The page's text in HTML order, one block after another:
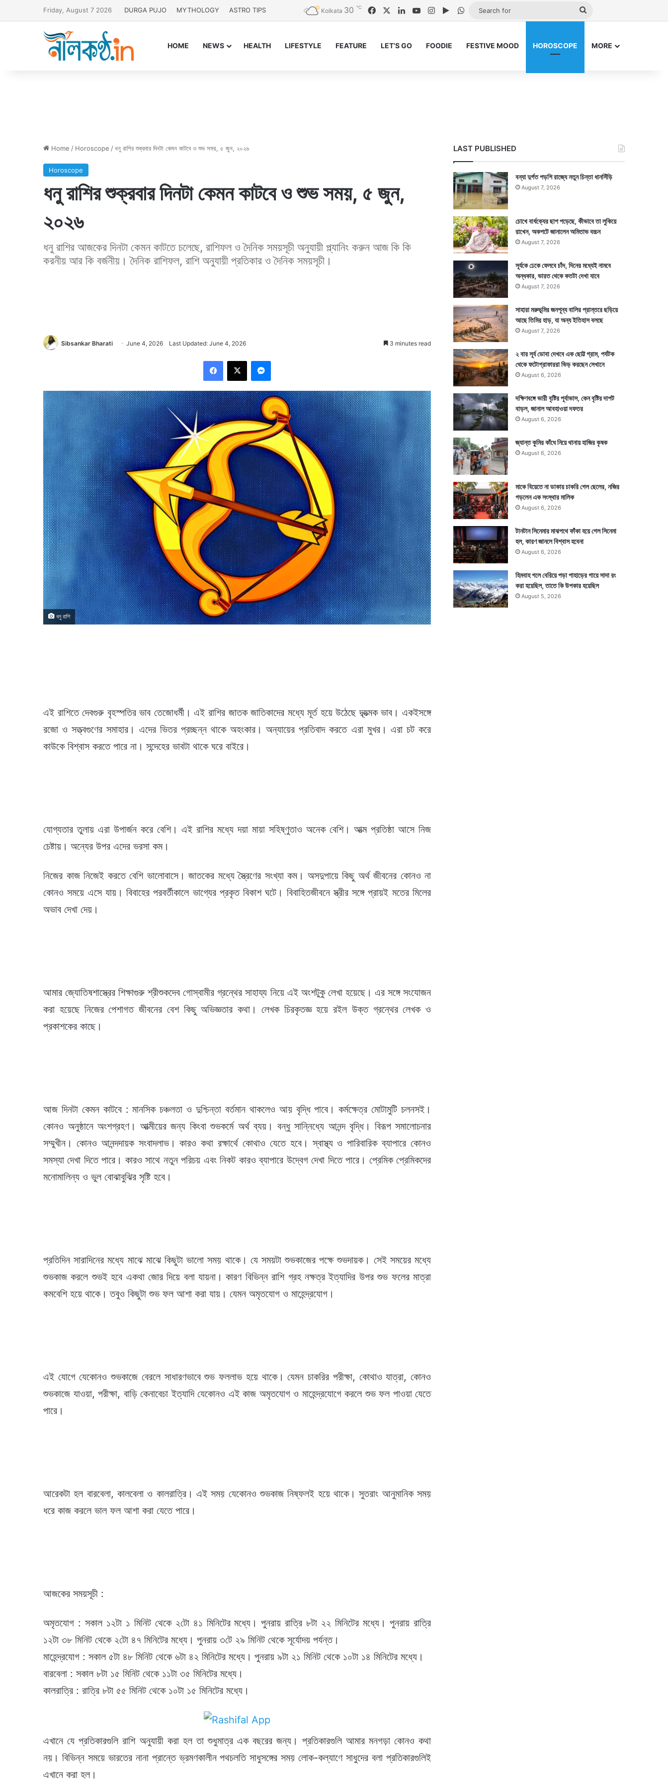
Friday, August 7 2026 DURGA PUJO MYTHOLOGY ASTRO TIPS Kolkata 30 ℃ FacebookLinkedInYouTubeInstagramGoogle Play
WhatsApp
Search
HOME NEWS HEALTH LIFESTYLE FEATURE LET’S GO FOODIE FESTIVE MOOD HOROSCOPE MORE
Home / Horoscope /ধনু রাশির শুক্রবার দিনটা কেমন কাটবে ও শুভ সময়, ৫ জুন, ২০২৬
Horoscope
ধনু রাশির শুক্রবার দিনটা কেমন কাটবে ও শুভ সময়, ৫ জুন,
২০২৬
ধনু রাশির আজকের দিনটা কেমন কাটতে চলেছে, রাশিফল ও দৈনিক সময়সূচী অনুযায়ী প্ল্যানিং করুন আজ কি কি
করনীয় আর কি বর্জনীয়। দৈনিক রাশিফল, রাশি অনুযায়ী প্রতিকার ও দৈনিক সময়সূচী।
Sibsankar Bharati June 4, 2026 Last Updated: June 4, 2026 3 minutes read
ধনু রাশি
এই রাশিতে দেবগুরু বৃহস্পতির ভাব তেজোধর্মী। এই রাশির জাতক জাতিকাদের মধ্যে মূর্ত হয়ে উঠেছে দ্ব্যত্মক ভাব। একইসঙ্গে
রজো ও সত্ত্বগুণের সমাহার। এদের ভিতর প্রচ্ছন্ন থাকে অহংকার। অন্যায়ের প্রতিবাদ করতে এরা মুখর। এরা চট করে
কাউকে বিশ্বাস করতে পারে না। সন্দেহের ভাবটা থাকে ঘরে বাইরে।
যোগ্যতার তুলায় এরা উপার্জন করে বেশি। এই রাশির মধ্যে দয়া মায়া সহিষ্ণুতাও অনেক বেশি। আত্ম প্রতিষ্ঠা আসে নিজ
চেষ্টায়। অন্যের উপর এদের ভরসা কম।
নিজের কাজ নিজেই করতে বেশি ভালোবাসে। জাতকের মধ্যে স্ত্রৈণের সংখ্যা কম। অসদুপায়ে কিছু অর্থ জীবনের কোনও না
কোনও সময়ে এসে যায়। বিবাহের পরবর্তীকালে ভাগ্যের প্রকৃত বিকাশ ঘটে। বিবাহিতজীবনে স্ত্রীর সঙ্গে প্রায়ই মতের মিলের
অভাব দেখা দেয়।
আমার জ্যোতিষশাস্ত্রের শিক্ষাগুরু শ্রীশুকদেব গোস্বামীর গ্রন্থের সাহায্য নিয়ে এই অংশটুকু লেখা হয়েছে। এর সঙ্গে সংযোজন
করা হয়েছে নিজের পেশাগত জীবনের বেশ কিছু অভিজ্ঞতার কথা। লেখক চিরকৃতজ্ঞ হয়ে রইল উক্ত গ্রন্থের লেখক ও
প্রকাশকের কাছে।
আজ দিনটা কেমন কাটবে : মানসিক চঞ্চলতা ও দুশ্চিন্তা বর্তমান থাকলেও আয় বৃদ্ধি পাবে। কর্মক্ষেত্র মোটামুটি চলনসই।
কোনও অনুষ্ঠানে অংশগ্রহণ। আত্মীয়ের জন্য কিংবা শুভকর্মে অর্থ ব্যয়। বন্ধু সান্নিধ্যে আনন্দ বৃদ্ধি। বিরূপ সমালোচনার
সম্মুখীন। কোনও আনন্দদায়ক সংবাদলাভ। কারও কথা রক্ষার্থে কোথাও যেতে হবে। স্বাস্থ্য ও পারিবারিক ব্যাপারে কোনও
সমস্যা দেখা দিতে পারে। কারও সাথে নতুন পরিচয় এবং নিকট কারও ব্যাপারে উদ্বেগ দেখা দিতে পারে। প্রেমিক প্রেমিকদের
মনোমালিন্য ও ভুল বোঝাবুঝির সৃষ্টি হবে।
প্রতিদিন সারাদিনের মধ্যে মাঝে মাঝে কিছুটা ভালো সময় থাকে। যে সময়টা শুভকাজের পক্ষে শুভদায়ক। সেই সময়ের মধ্যে
শুভকাজ করলে শুভই হবে একথা জোর দিয়ে বলা যায়না। কারণ বিভিন্ন রাশি গ্রহ নক্ষত্র ইত্যাদির উপর শুভ ফলের মাত্রা
কমবেশি হয়ে থাকে। তবুও কিছুটা শুভ ফল আশা করা যায়। যেমন অমৃতযোগ ও মাহেন্দ্রযোগ।
এই যোগে যেকোনও শুভকাজে বেরলে সাধারণভাবে শুভ ফললাভ হয়ে থাকে। যেমন চাকরির পরীক্ষা, কোথাও যাত্রা, কোনও
শুভকাজে যাওয়া, পরীক্ষা, বাড়ি কেনাবেচা ইত্যাদি যেকোনও এই কাজ অমৃতযোগ ও মাহেন্দ্রযোগে করলে শুভ ফল পাওয়া যেতে
পারে।
আরেকটা হল বারবেলা, কালবেলা ও কালরাত্রি। এই সময় যেকোনও শুভকাজ নিষ্ফলই হয়ে থাকে। সুতরাং আনুমানিক সময়
ধরে কাজ করলে ভাল ফল আশা করা যেতে পারে।
আজকের সময়সূচী :
অমৃতযোগ : সকাল ১২টা ১ মিনিট থেকে ২টো ৪১ মিনিটের মধ্যে। পুনরায় রাত্রি ৮টা ২২ মিনিটের মধ্যে। পুনরায় রাত্রি
১২টা ৩৮ মিনিট থেকে ২টো ৪৭ মিনিটের মধ্যে। পুনরায় ৩টে ২৯ মিনিট থেকে সূর্যোদয় পর্যন্ত।
মাহেন্দ্রযোগ : সকাল ৫টা ৪৮ মিনিট থেকে ৬টা ৪২ মিনিটের মধ্যে। পুনরায় ৯টা ২১ মিনিট থেকে ১০টা ১৪ মিনিটের মধ্যে।
বারবেলা : সকাল ৮টা ১৫ মিনিট থেকে ১১টা ৩৫ মিনিটের মধ্যে।
কালরাত্রি : রাত্রি ৮টা ৫৫ মিনিট থেকে ১০টা ১৫ মিনিটের মধ্যে।
এখানে যে প্রতিকারগুলি রাশি অনুযায়ী করা হল তা শুধুমাত্র এক বছরের জন্য। প্রতিকারগুলি আমার মনগড়া কোনও কথা
নয়। বিভিন্ন সময়ে ভারতের নানা প্রান্তে ভ্রমণকালীন পথচলতি সাধুসঙ্গের সময় লোক-কল্যাণে সাধুদের বলা প্রতিকারগুলিই
এখানে করা হল।
LAST PUBLISHED
বন্যা দুর্গত পড়শি রাজ্যে নতুন চিন্তা ধানসিঁড়ি
August 7, 2026
চোখে বার্ধক্যের ছাপ পড়েছে, কীভাবে তা লুকিয়ে
রাখেন, অকপটে জানালেন অমিতাভ বচ্চন
August 7, 2026
সূর্যকে ঢেকে ফেলবে চাঁদ, দিনের মধ্যেই নামবে
অন্ধকার, ভারত থেকে কতটা দেখা যাবে
August 7, 2026
সাহারা মরুভূমির জনশূন্য বালির প্রান্তরে ছড়িয়ে
আছে তিমির হাড়, যা অন্য ইতিহাস বলছে
August 7, 2026
২ বার সূর্য ডোবা দেখবে এক ছোট্ট গ্রাম, পর্যটক
থেকে ফটোগ্রাফাররা ভিড় করছেন সেখানে
August 6, 2026
দক্ষিণবঙ্গে ভারী বৃষ্টির পূর্বাভাস, কেন বৃষ্টির দাপট
বাড়ল, জানাল আবহাওয়া দফতর
August 6, 2026
জ্যান্ত কুমির কাঁধে নিয়ে থানায় হাজির কৃষক
August 6, 2026
মাকে বিয়েতে না ডাকায় চাকরি গেল ছেলের, নজির
গড়লেন এক সংস্থার মালিক
August 6, 2026
টানটান সিনেমার মাঝপথে ফাঁকা হয়ে গেল সিনেমা
হল, কারণ জানলে বিশ্বাস হবেনা
August 6, 2026
হিমবাহ গলে বেরিয়ে পড়া পাহাড়ের গায়ে সাদা রং
করা হয়েছিল, তাতে কি উপকার হয়েছিল
August 5, 2026